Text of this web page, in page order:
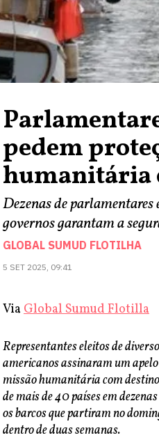
pedem
humanitária
Dezenas de parlamentares
governos garantam a
GLOBAL SUMUD FLOTILHA
5 SET 2025, 09:41
Via Global Sumud Flotilla
Representantes eleitos de
americanos assinaram um
missão humanitária com
de mais de 40 países em
os barcos que partiram no
dentro de duas semanas.